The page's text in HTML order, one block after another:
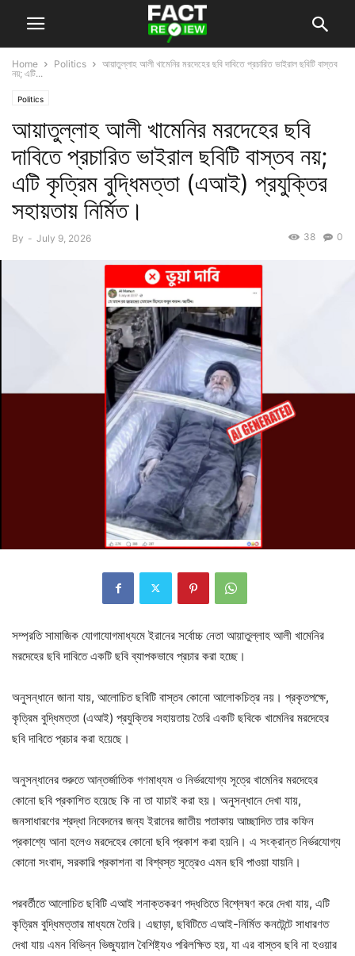
Home Politics
আয়াতুল্লাহ আলী খামেনির মরদেহের ছবি দাবিতে প্রচারিত ভাইরাল ছবিটি বাস্তব
নয়; এটি...
Politics
আয়াতুল্লাহ আলী খামেনির মরদেহের ছবি
দাবিতে প্রচারিত ভাইরাল ছবিটি বাস্তব নয়;
এটি কৃত্রিম বুদ্ধিমত্তা (এআই) প্রযুক্তির
সহায়তায় নির্মিত।
By - July 9, 2026 0
38
সম্প্রতি সামাজিক যোগাযোগমাধ্যমে ইরানের সর্বোচ্চ নেতা আয়াতুল্লাহ আলী খামেনির
মরদেহের ছবি দাবিতে একটি ছবি ব্যাপকভাবে প্রচার করা হচ্ছে।
অনুসন্ধানে জানা যায়, আলোচিত ছবিটি বাস্তব কোনো আলোকচিত্র নয়। প্রকৃতপক্ষে,
কৃত্রিম বুদ্ধিমত্তা (এআই) প্রযুক্তির সহায়তায় তৈরি একটি ছবিকে খামেনির মরদেহের
ছবি দাবিতে প্রচার করা হয়েছে।
অনুসন্ধানের শুরুতে আন্তর্জাতিক গণমাধ্যম ও নির্ভরযোগ্য সূত্রে খামেনির মরদেহের
কোনো ছবি প্রকাশিত হয়েছে কি না তা যাচাই করা হয়। অনুসন্ধানে দেখা যায়,
জনসাধারণের শ্রদ্ধা নিবেদনের জন্য ইরানের জাতীয় পতাকায় আচ্ছাদিত তার কফিন
প্রকাশ্যে আনা হলেও মরদেহের কোনো ছবি প্রকাশ করা হয়নি। এ সংক্রান্ত নির্ভরযোগ্য
কোনো সংবাদ, সরকারি প্রকাশনা বা বিশ্বস্ত সূত্রেও এমন ছবি পাওয়া যায়নি।
পরবর্তীতে আলোচিত ছবিটি এআই শনাক্তকরণ পদ্ধতিতে বিশ্লেষণ করে দেখা যায়, এটি
কৃত্রিম বুদ্ধিমত্তার মাধ্যমে তৈরি। এছাড়া, ছবিটিতে এআই-নির্মিত কনটেন্টে সাধারণত
দেখা যায় এমন বিভিন্ন ভিজ্যুয়াল বৈশিষ্ট্যও পরিলক্ষিত হয়, যা এর বাস্তব ছবি না হওয়ার